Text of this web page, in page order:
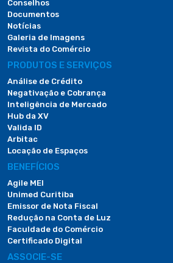
Conselhos
Documentos
Notícias
Galeria de Imagens
Revista do Comércio
PRODUTOS E SERVIÇOS
Análise de Crédito
Negativação e Cobrança
Inteligência de Mercado
Hub da XV
Valida ID
Arbitac
Locação de Espaços
BENEFÍCIOS
Agile MEI
Unimed Curitiba
Emissor de Nota Fiscal
Redução na Conta de Luz
Faculdade do Comércio
Certificado Digital
ASSOCIE-SE